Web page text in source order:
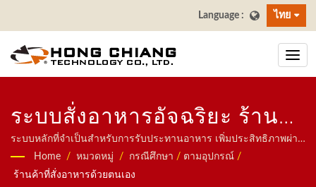
ไทย
ระบบสั่งอาหารอัจฉริยะ ร้าน
ค้าที่สั่งอาหารด้วยตนเอง /
สายพานซูชิสำหรับผู้ผลิตร้าน
ระบบหลักที่จำเป็นสำหรับการรับประทานอาหาร เพิ่มประสิทธิภาพผ่าน
การสั่งซื้อด้วยตนเองผ่านอุปกรณ์มือถือ!เรามุ่งเน้นไปที่ระบบอัตโนมัติ
สำหรับร้านอาหาร รวมถึงหุ่นยนต์ส่งอาหาร ระบบรถไฟความเร็วสูง
Home / หมวดหมู่ / กรณีศึกษา / ตามอุปกรณ์ /
ร้านค้าที่สั่งอาหารด้วยตนเอง